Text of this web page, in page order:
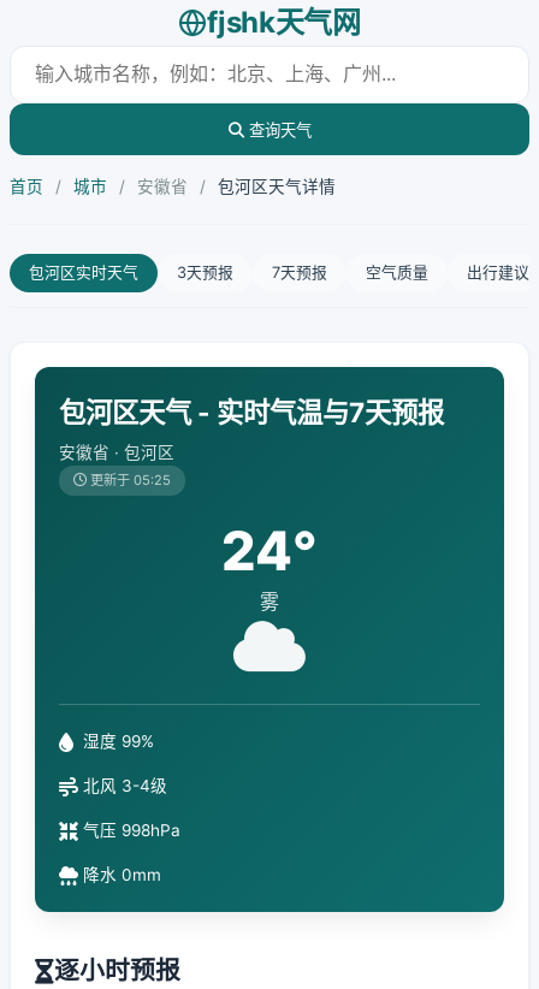
fjshk天气网
查询天气
首页 / 城市 / 安徽省 / 包河区天气详情
包河区实时天气 3天预报 7天预报 空气质量 出行建议
包河区天气 - 实时气温与7天预报
安徽省 · 包河区
更新于 05:25
24°
雾
湿度 99%
北风 3-4级
气压 998hPa
降水 0mm
逐小时预报